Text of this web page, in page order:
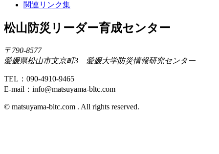
関連リンク集
松山防災リーダー育成センター
〒790-8577
愛媛県松山市文京町3 愛媛大学防災情報研究センター
TEL：090-4910-9465
E-mail：info@matsuyama-bltc.com
©️ matsuyama-bltc.com . All rights reserved.